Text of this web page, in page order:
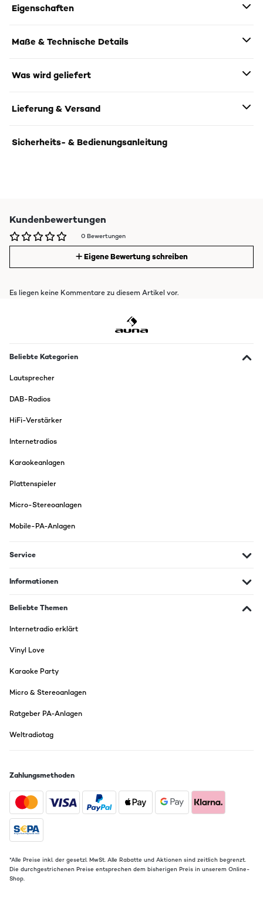
Eigenschaften
Maße & Technische Details
Was wird geliefert
Lieferung & Versand
Sicherheits- & Bedienungsanleitung
Kundenbewertungen
0 Bewertungen
Eigene Bewertung schreiben
Es liegen keine Kommentare zu diesem Artikel vor.
Beliebte Kategorien
Lautsprecher
DAB-Radios
HiFi-Verstärker
Internetradios
Karaokeanlagen
Plattenspieler
Micro-Stereoanlagen
Mobile-PA-Anlagen
Service
Informationen
Beliebte Themen
Internetradio erklärt
Vinyl Love
Karaoke Party
Micro & Stereoanlagen
Ratgeber PA-Anlagen
Weltradiotag
Zahlungsmethoden
*Alle Preise inkl. der gesetzl. MwSt. Alle Rabatte und Aktionen sind zeitlich begrenzt.
Die durchgestrichenen Preise entsprechen dem bisherigen Preis in unserem Online-
Shop.